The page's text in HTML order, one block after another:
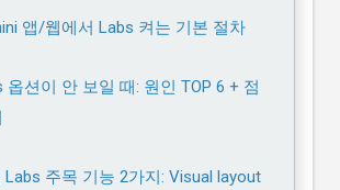
앱/웹에서 Labs 켜는 기본 절차
옵션이 안 보일 때: 원인 TOP 6 + 점
Labs 주목 기능 2가지: Visual layout